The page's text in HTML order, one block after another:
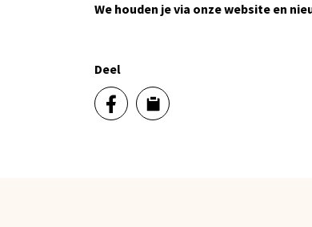
We houden je via onze website en
Deel